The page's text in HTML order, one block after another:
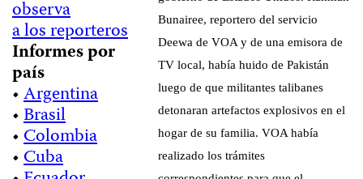
observa
a los reporteros
Informes por
país
•Argentina
•Brasil
•Colombia
•Cuba
Bunairee, reportero del servicio
Deewa de VOA y de una emisora de
TV local, había huido de Pakistán
luego de que militantes talibanes
detonaran artefactos explosivos en el
hogar de su familia. VOA había
realizado los trámites